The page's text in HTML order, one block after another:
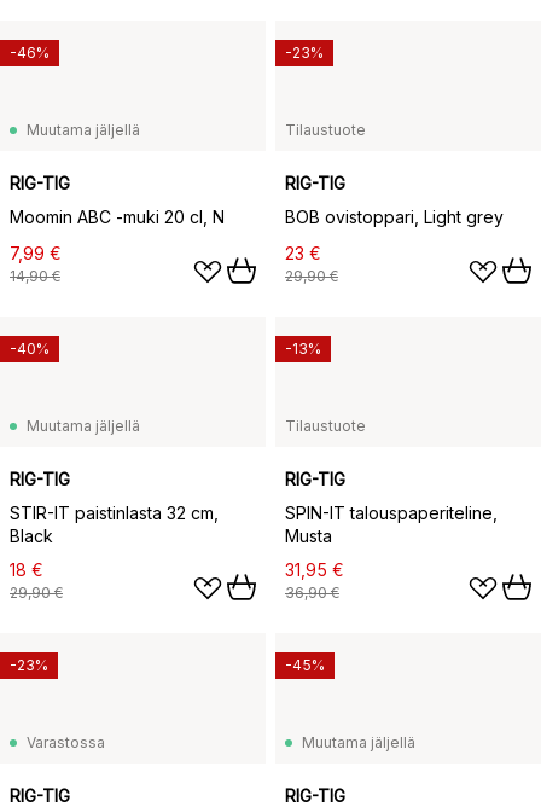
Muutama jäljellä
RIG-TIG
Moomin ABC -muki 20 cl, N
7,99 €
14,90 €
-46%
Tilaustuote
RIG-TIG
BOB ovistoppari, Light grey
23 €
29,90 €
-23%
Muutama jäljellä
RIG-TIG
STIR-IT paistinlasta 32 cm,
Black
18 €
29,90 €
-40%
Tilaustuote
RIG-TIG
SPIN-IT talouspaperiteline,
Musta
31,95 €
36,90 €
-13%
Varastossa
RIG-TIG
-23%
Muutama jäljellä
RIG-TIG
-45%